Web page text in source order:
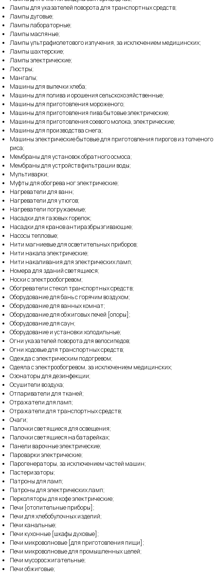
Лампы для указателей поворота для транспортных средств;
Лампы дуговые;
Лампы лабораторные;
Лампы масляные;
Лампы ультрафиолетового излучения, за исключением медицинских;
Лампы шахтерские;
Лампы электрические;
Люстры;
Мангалы;
Машины для выпечки хлеба;
Машины для полива и орошения сельскохозяйственные;
Машины для приготовления мороженого;
Машины для приготовления пива бытовые электрические;
Машины для приготовления соевого молока, электрические;
Машины для производства снега;
Машины электрические бытовые для приготовления пирогов из толченого
риса;
Мембраны для установок обратного осмоса;
Мембраны для устройств фильтрации воды;
Мультиварки;
Муфты для обогрева ног электрические;
Нагреватели для ванн;
Нагреватели для утюгов;
Нагреватели погружаемые;
Насадки для газовых горелок;
Насадки для кранов антиразбрызгивающие;
Насосы тепловые;
Нити магниевые для осветительных приборов;
Нити накала электрические;
Нити накаливания для электрических ламп;
Номера для зданий светящиеся;
Носки с электрообогревом;
Обогреватели стекол транспортных средств;
Оборудование для бань с горячим воздухом;
Оборудование для ванных комнат;
Оборудование для обжиговых печей [опоры];
Оборудование для саун;
Оборудование и установки холодильные;
Огни указателей поворота для велосипедов;
Огни ходовые для транспортных средств;
Одежда с электрическим подогревом;
Одеяла с электрообогревом, за исключением медицинских;
Озонаторы для дезинфекции;
Осушители воздуха;
Отпариватели для тканей;
Отражатели для ламп;
Отражатели для транспортных средств;
Очаги;
Палочки светящиеся для освещения;
Палочки светящиеся на батарейках;
Панели варочные электрические;
Пароварки электрические;
Парогенераторы, за исключением частей машин;
Пастеризаторы;
Патроны для ламп;
Патроны для электрических ламп;
Перколяторы для кофе электрические;
Печи [отопительные приборы];
Печи для хлебобулочных изделий;
Печи канальные;
Печи кухонные [шкафы духовые];
Печи микроволновые [для приготовления пищи];
Печи микроволновые для промышленных целей;
Печи мусоросжигательные;
Печи обжиговые;